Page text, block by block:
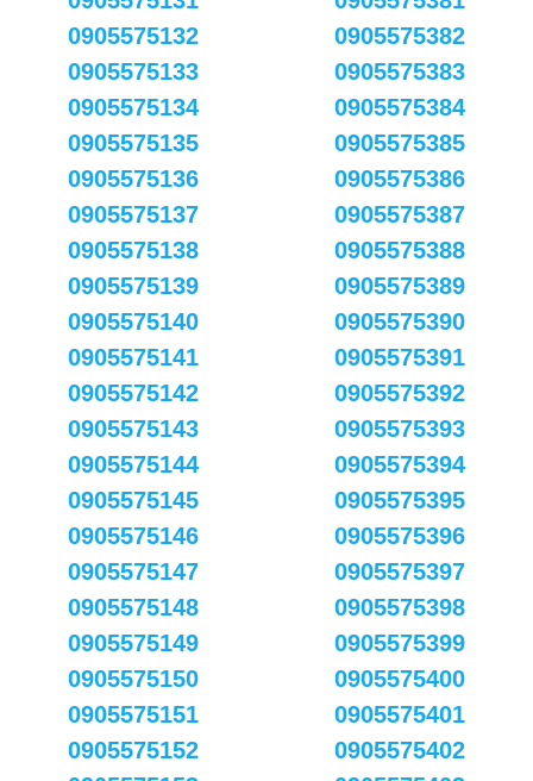
0905575132
0905575133
0905575134
0905575135
0905575136
0905575137
0905575138
0905575139
0905575140
0905575141
0905575142
0905575143
0905575144
0905575145
0905575146
0905575147
0905575148
0905575149
0905575150
0905575151
0905575152
0905575382
0905575383
0905575384
0905575385
0905575386
0905575387
0905575388
0905575389
0905575390
0905575391
0905575392
0905575393
0905575394
0905575395
0905575396
0905575397
0905575398
0905575399
0905575400
0905575401
0905575402